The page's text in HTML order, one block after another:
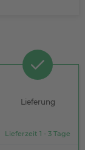
Lieferung
Lieferzeit 1 - 3 Tage